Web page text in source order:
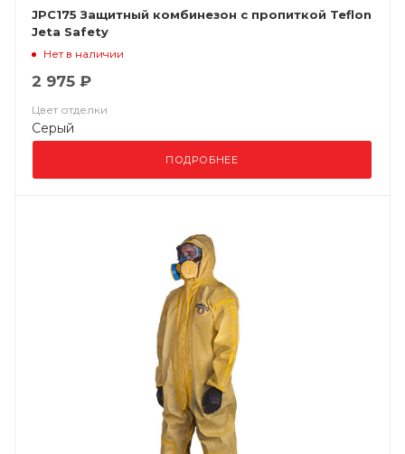
JPC175 Защитный комбинезон с пропиткой Teflon
Jeta Safety
Нет в наличии
2 975 ₽
Цвет отделки
Серый
ПОДРОБНЕЕ